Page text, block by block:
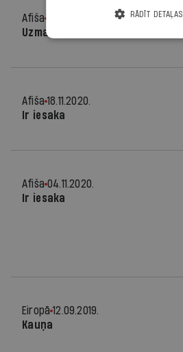
Afiša
Uzmanības centrā — fotogrāfija
Afiša 18.11.2020.
Ir iesaka
Afiša 04.11.2020.
Ir iesaka
Eiropā 12.09.2019.
Kauņa
RĀDĪT DETAĻAS